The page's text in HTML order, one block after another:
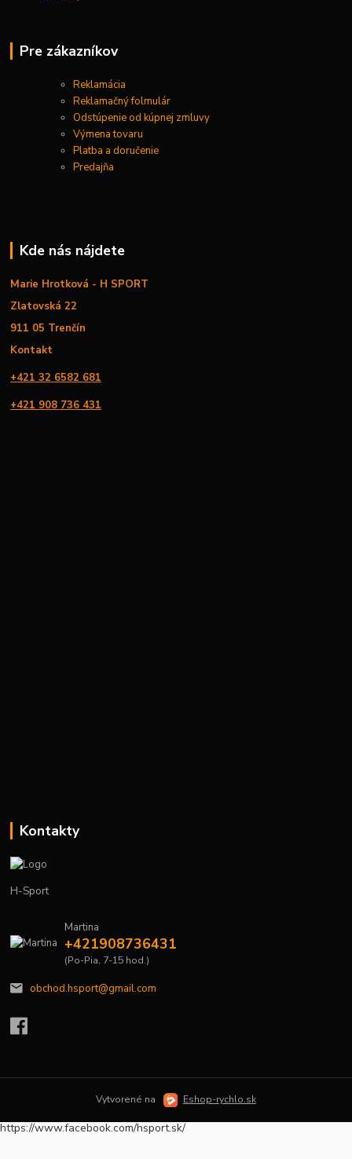
Pre zákazníkov
Reklamácia
Reklamačný folmulár
Odstúpenie od kúpnej zmluvy
Výmena tovaru
Platba a doručenie
Predajňa
Kde nás nájdete
Marie Hrotková - H SPORT
Zlatovská 22
911 05 Trenčín
Kontakt
+421 32 6582 681
+421 908 736 431
Kontakty
H-Sport
Martina
+421908736431
(Po-Pia, 7-15 hod.)
obchod.hsport@gmail.com
Vytvorené na Eshop-rychlo.sk
https://www.facebook.com/hsport.sk/